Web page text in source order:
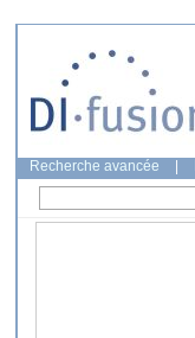
Recherche avancée